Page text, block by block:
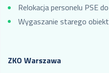
Relokacja personelu PSE
Wygaszanie starego
ZKO Warszawa